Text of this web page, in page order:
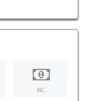
NC